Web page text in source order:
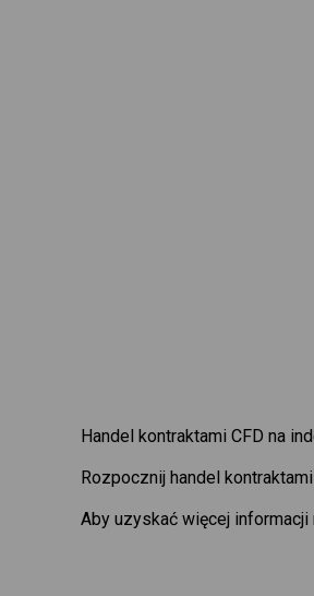
Handel kontraktami CFD na
Rozpocznij handel
Aby uzyskać więcej informacji